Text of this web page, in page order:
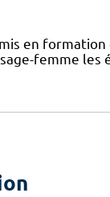
en
femme les